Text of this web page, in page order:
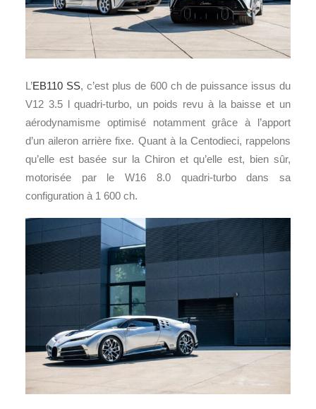
L’EB110 SS, c’est plus de 600 ch de puissance issus du
V12 3.5 l quadri-turbo, un poids revu à la baisse et un
aérodynamisme optimisé notamment grâce à l’apport
d’un aileron arrière fixe. Quant à la Centodieci, rappelons
qu’elle est basée sur la Chiron et qu’elle est, bien sûr,
motorisée par le W16 8.0 quadri-turbo dans sa
configuration à 1 600 ch.